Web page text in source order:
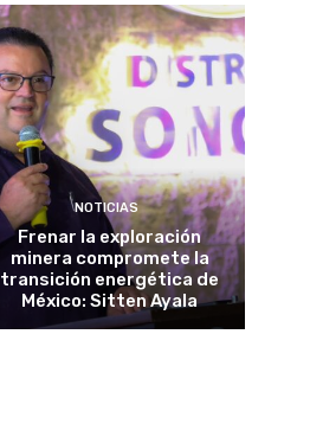
NOTICIAS
Frenar la exploración
minera compromete la
transición energética de
México: Sitten Ayala